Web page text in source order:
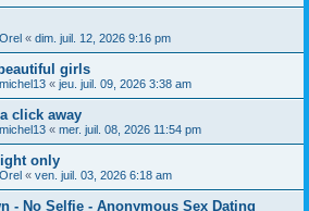
Orel « dim. juil. 12, 2026 9:16 pm
girls
michel13 « jeu. juil. 09, 2026 3:38 am
click away
michel13 « mer. juil. 08, 2026 11:54 pm
only
Orel « ven. juil. 03, 2026 6:18 am
- No Selfie - Anonymous Sex Dating